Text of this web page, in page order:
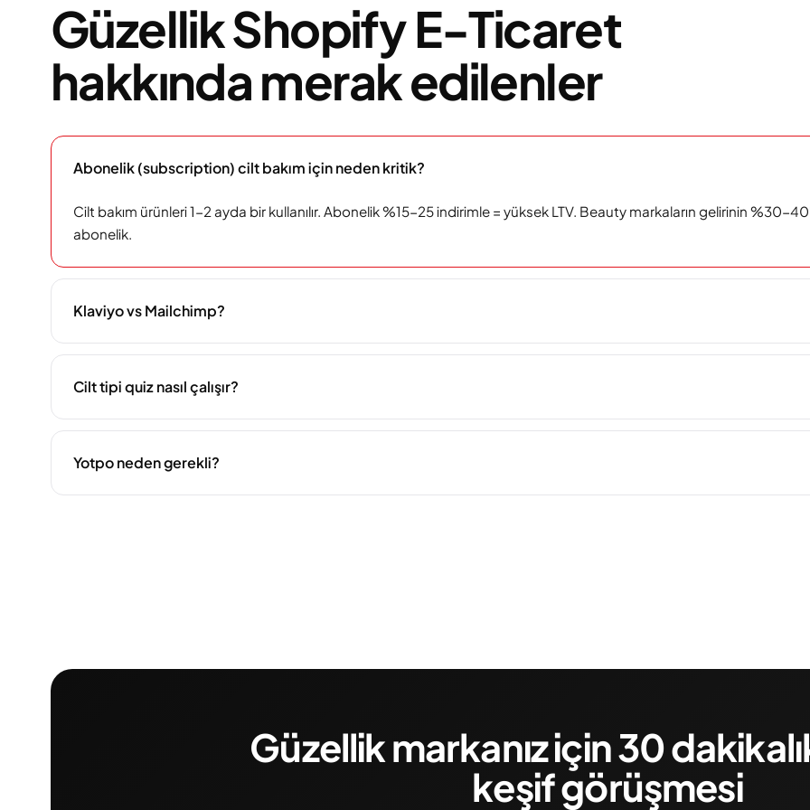
Güzellik Shopify E-Ticaret
hakkında merak edilenler
Abonelik (subscription) cilt bakım için neden kritik?
Cilt bakım ürünleri 1-2 ayda bir kullanılır. Abonelik %15-25 indirimle = yüksek LTV. Beauty markaların gelirinin %30-
abonelik.
Klaviyo vs Mailchimp?
Cilt tipi quiz nasıl çalışır?
Yotpo neden gerekli?
Güzellik markanız için 30
keşif görüşmesi